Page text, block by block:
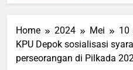
Home 2024 Mei
10
KPU Depok sosialisasi
perseorangan di Pilkada